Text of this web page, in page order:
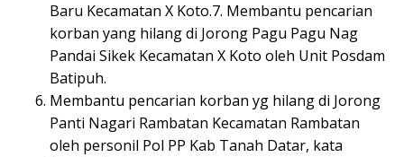
Baru Kecamatan X Koto.7. Membantu pencarian
korban yang hilang di Jorong Pagu Pagu Nag
Pandai Sikek Kecamatan X Koto oleh Unit Posdam
Batipuh.
Membantu pencarian korban yg hilang di Jorong
Panti Nagari Rambatan Kecamatan Rambatan
oleh personil Pol PP Kab Tanah Datar, kata